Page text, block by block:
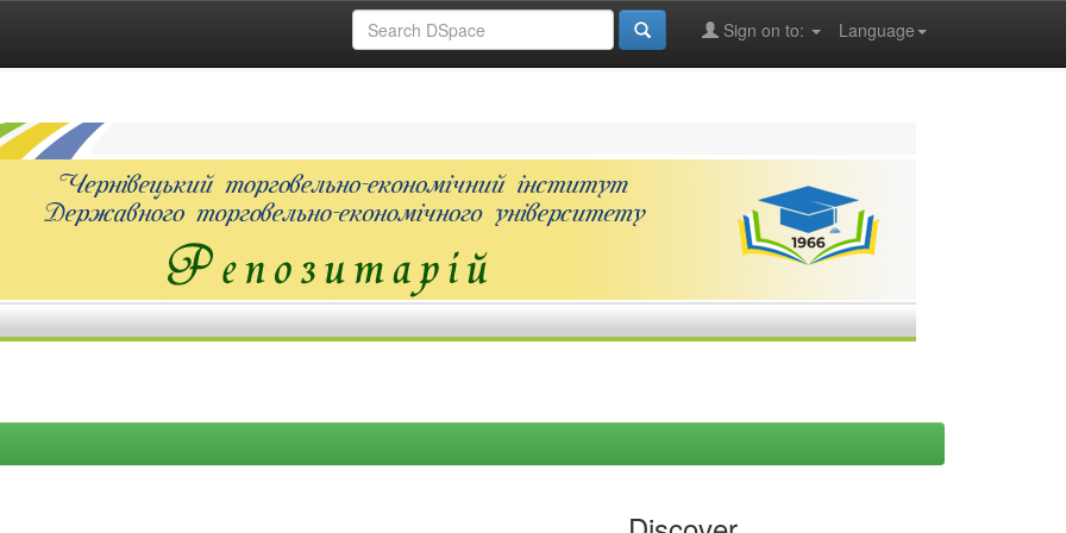
Language
Sign on to: